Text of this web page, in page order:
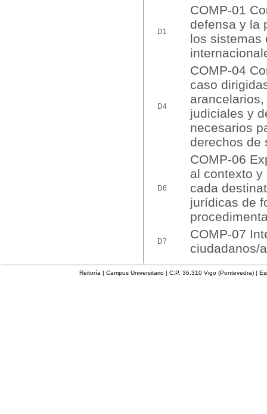
D1
COMP-01
defensa y la
los sistemas
D4
COMP-04
caso
judiciales y
necesarios
derechos de
D6
COMP-06
al contexto
cada
jurídicas de
D7
COMP-07
ciudadanos/
Reitoría | Campus Universitario | C.P. 36.310 Vigo (Pontevedra) |